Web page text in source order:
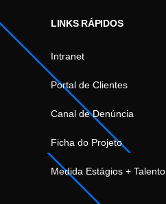
LINKS RÁPIDOS
Intranet
Portal de Clientes
Canal de Denúncia
Ficha do Projeto
Medida Estágios + Talento